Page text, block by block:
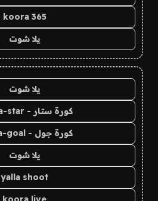
koora 365
يلا شوت
يلا شوت
كورة ستار - koora-star
كورة جول - koora-goal
يلا شوت
yalla shoot